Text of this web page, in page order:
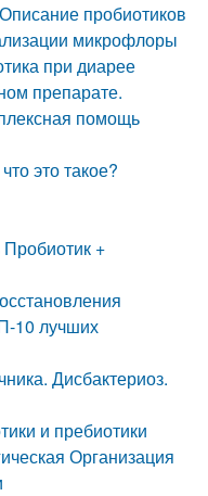
пробиотиков
микрофлоры
при диарее
препарате.
помощь
это такое?
+
10 лучших
Дисбактериоз.
и пребиотики
Организация